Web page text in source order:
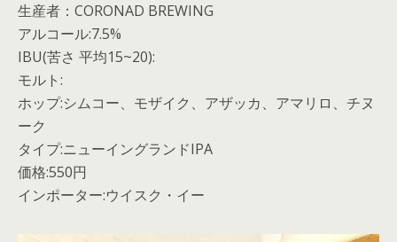
生産者：CORONAD BREWING
アルコール:7.5%
IBU(苦さ 平均15~20):
モルト:
ホップ:シムコー、モザイク、アザッカ、アマリロ、チヌ
ーク
タイプ:ニューイングランドIPA
価格:550円
インポーター:ウイスク・イー